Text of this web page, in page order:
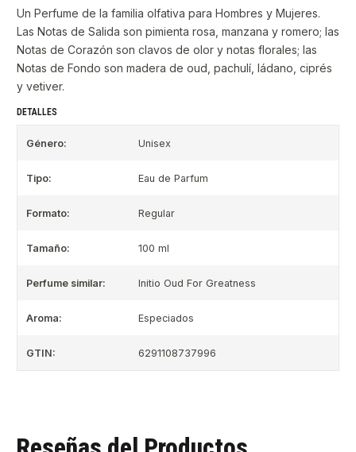
Un Perfume de la familia olfativa para Hombres y Mujeres.
Las Notas de Salida son pimienta rosa, manzana y romero; las
Notas de Corazón son clavos de olor y notas florales; las
Notas de Fondo son madera de oud, pachulí, ládano, ciprés
y vetiver.
DETALLES
Género: Unisex
Tipo: Eau de Parfum
Formato: Regular
Tamaño: 100 ml
Perfume similar: Initio Oud For Greatness
Aroma: Especiados
GTIN: 6291108737996